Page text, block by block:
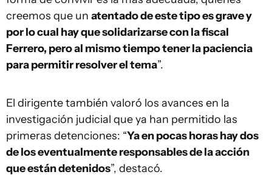
creemos que un atentado de este tipo es grave y
por lo cual hay que solidarizarse con la fiscal
Ferrero, pero al mismo tiempo tener la paciencia
para permitir resolver el tema”.
El dirigente también valoró los avances en la
investigación judicial que ya han permitido las
primeras detenciones: “Ya en pocas horas hay dos
de los eventualmente responsables de la acción
que están detenidos”, destacó.